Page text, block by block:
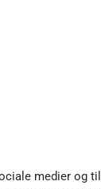
medier og